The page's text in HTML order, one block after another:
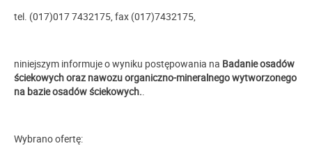
tel. (017)017 7432175, fax (017)7432175,
niniejszym informuje o wyniku postępowania na Badanie osadów
ściekowych oraz nawozu organiczno-mineralnego wytworzonego
na bazie osadów ściekowych..
Wybrano ofertę: